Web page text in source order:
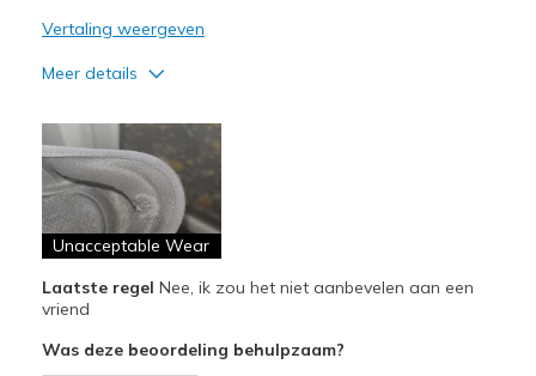
Vertaling weergeven
Meer details
Poor Quality
Wear Out Quickly
Beste toepassingen
Casual Wear
Unacceptable Wear
Laatste regel Nee, ik zou het niet aanbevelen aan een
vriend
Was deze beoordeling behulpzaam?